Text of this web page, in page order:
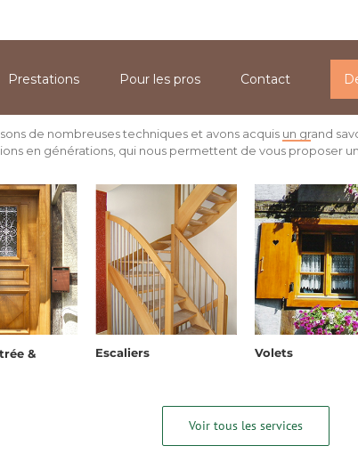
Prestations Pour les pros Contact
de nombreuses techniques et avons acquis un grand
en générations, qui nous permettent de vous proposer
&
Escaliers Volets
Voir tous les services